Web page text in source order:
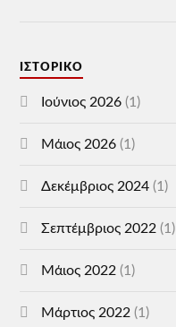
ΙΣΤΟΡΙΚΌ
Ιούνιος 2026 (1)
Μάιος 2026 (1)
Δεκέμβριος 2024 (1)
Σεπτέμβριος 2022 (1)
Μάιος 2022 (1)
Μάρτιος 2022 (1)